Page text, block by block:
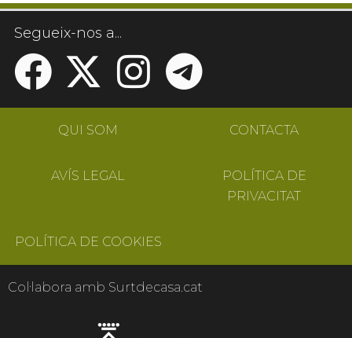
Segueix-nos a...
QUI SOM CONTACTA
AVÍS LEGAL
POLÍTICA DE
PRIVACITAT
POLÍTICA DE COOKIES
Col·labora amb Surtdecasa.cat